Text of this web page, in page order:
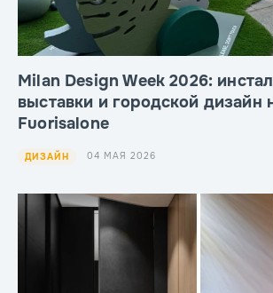
Milan Design Week 2026:
выставки и городской дизайн
Fuorisalone
ДИЗАЙН 04 МАЯ 2026